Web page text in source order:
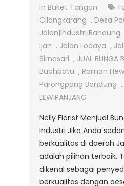
In Buket Tangan
Cilangkarang , Desa
Jalan|industri|bandung
Ijan , Jalan Lodaya ,
Sirnasari , JUAL BUNGA
Buahbatu , Raman
Parongpong Bandung ,
LEWIPANJANG
Nelly Florist Menjual
Industri Jika Anda
berkualitas di daerah
adalah pilihan terbaik.
dikenal sebagai
berkualitas dengan